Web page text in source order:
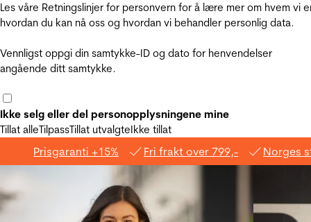
Les våre Retningslinjer for personvern for å lære mer om hvem vi
hvordan du kan nå oss og hvordan vi behandler personlig data.
Vennligst oppgi din samtykke-ID og dato for henvendelser
angående ditt samtykke.
Ikke selg eller del personopplysningene mine
Tillat alleTilpassTillat utvalgteIkke tillat
Prisgaranti +15% Fri frakt over 799,- Norges